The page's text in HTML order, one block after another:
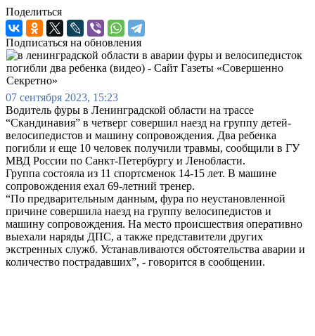
Поделиться
Подписаться на обновления
07 сентября 2023, 15:23
Водитель фуры в Ленинградской области на трассе
“Скандинавия” в четверг совершил наезд на группу детей-
велосипедистов и машину сопровождения. Два ребенка
погибли и еще 10 человек получили травмы, сообщили в ГУ
МВД России по Санкт-Петербургу и Ленобласти.
Группа состояла из 11 спортсменок 14-15 лет. В машине
сопровождения ехал 69-летний тренер.
“По предварительным данным, фура по неустановленной
причине совершила наезд на группу велосипедистов и
машину сопровождения. На место происшествия оперативно
выехали наряды ДПС, а также представители других
экстренных служб. Устанавливаются обстоятельства аварии и
количество пострадавших”, - говорится в сообщении.